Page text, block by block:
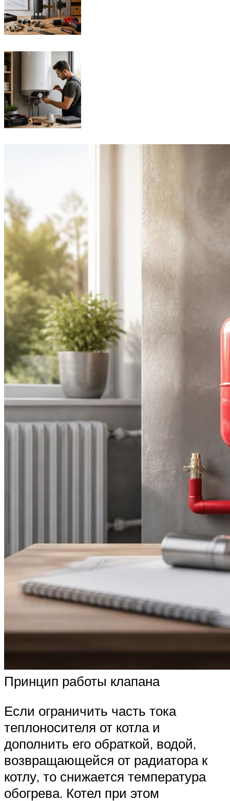
Принцип работы клапана
Если ограничить часть тока
теплоносителя от котла и
дополнить его обраткой, водой,
возвращающейся от радиатора к
котлу, то снижается температура
обогрева. Котел при этом